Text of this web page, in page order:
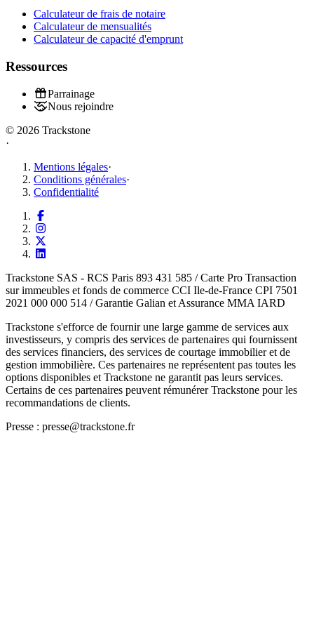
Calculateur de frais de notaire
Calculateur de mensualités
Calculateur de capacité d'emprunt
Ressources
Parrainage
Nous rejoindre
© 2026 Trackstone
·
Mentions légales·
Conditions générales·
Confidentialité
Trackstone SAS - RCS Paris 893 431 585 / Carte Pro Transaction
sur immeubles et fonds de commerce CCI Ile-de-France CPI 7501
2021 000 000 514 / Garantie Galian et Assurance MMA IARD
Trackstone s'efforce de fournir une large gamme de services aux
investisseurs, y compris des services de partenaires qui fournissent
des services financiers, des services de courtage immobilier et de
gestion immobilière. Ces partenaires ne représentent pas toutes les
options disponibles et Trackstone ne garantit pas leurs services.
Certains de ces partenaires peuvent rémunérer Trackstone pour les
recommandations de clients.
Presse : presse@trackstone.fr